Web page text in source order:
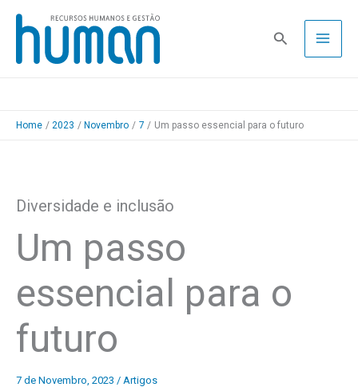
Skip
content
Pesquisa
Home 2023 Novembro 7 Um passo essencial para o futuro
Diversidade e inclusão
Um passo
essencial para o
futuro
7 de Novembro, 2023 / Artigos